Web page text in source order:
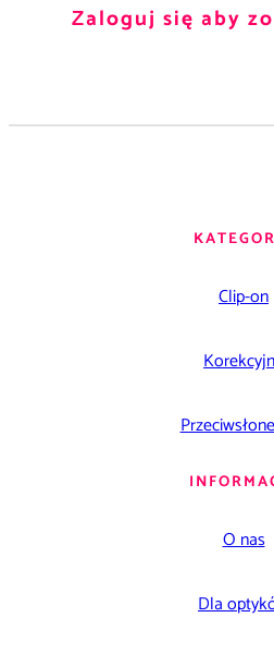
Zaloguj się aby
Clip-on
O nas
Dla